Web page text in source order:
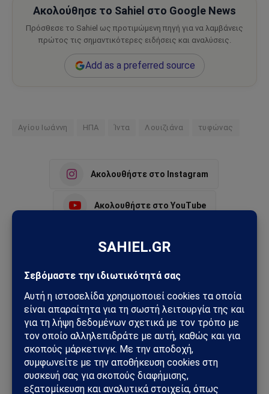
Ακολούθησε το Sahiel στο Google News
Πρόσθεσε το Sahiel ως προτιμώμενη πηγή για να λαμβάνεις
πρώτος τις σημαντικότερες ειδήσεις και αναλύσεις.
Add as a preferred source
Αγίου Ιωάννη ΗΠΑ Ίντα Λουιζιάνα τυφώνας
Ακολουθήστε στο Instagram
Ακολουθήστε στο YouTube
Facebook Twitter Pinterest
Sahiel Newsroom
Facebook
X
(Twitter)
PinterestInstagram
Tumblr
Το Sahiel.gr είναι ανεξάρτητη ψηφιακή πύλη ενημέρωσης
και ανάλυσης με έμφαση στη γεωπολιτική, τη διεθνή
ασφάλεια, τα εθνικά ζητήματα και τις διεθνείς εξελίξεις